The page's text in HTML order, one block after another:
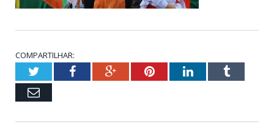
COMPARTILHAR:
TwitterFacebookGoogle+PinterestLinkedInTumblr
Email